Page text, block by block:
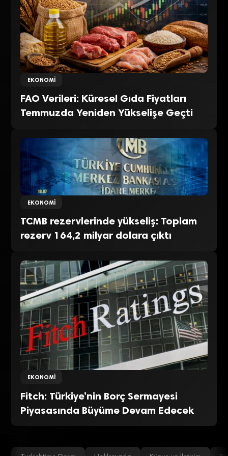
EKONOMI
FAO Verileri: Küresel Gıda Fiyatları
Temmuzda Yeniden Yükselişe Geçti
EKONOMI
TCMB rezervlerinde yükseliş: Toplam
rezerv 164,2 milyar dolara çıktı
EKONOMI
Fitch: Türkiye’nin Borç Sermayesi
Piyasasında Büyüme Devam Edecek